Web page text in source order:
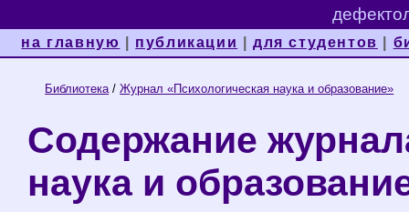
на главную публикации |для студентов
Библиотека/Журнал «Психологическая наука и образование»
Содержание
наука и